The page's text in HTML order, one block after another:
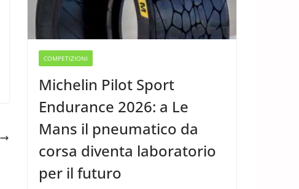
COMPETIZIONI
Michelin Pilot Sport
Endurance 2026: a Le
Mans il pneumatico da
corsa diventa laboratorio
per il futuro